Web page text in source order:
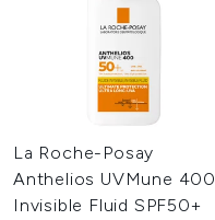
La Roche-Posay
Anthelios UVMune 400
Invisible Fluid SPF50+